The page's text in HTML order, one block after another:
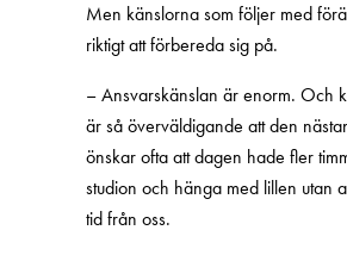
Men känslorna som följer med
riktigt att förbereda sig på.
– Ansvarskänslan är enorm. Och
är så överväldigande att den
önskar ofta att dagen hade fler
studion och hänga med lillen utan
tid från oss.